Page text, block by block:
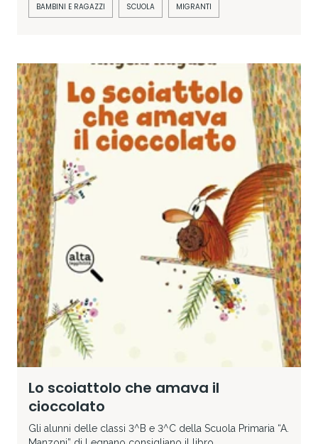
BAMBINI E RAGAZZI SCUOLA MIGRANTI
Lo scoiattolo che amava il
cioccolato
Gli alunni delle classi 3^B e 3^C della Scuola Primaria “A.